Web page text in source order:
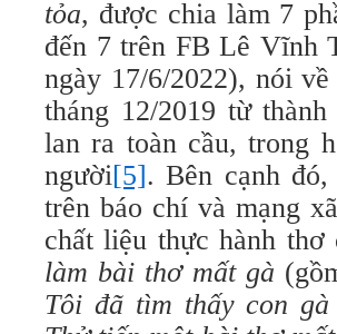
tỏa, được chia làm 7
đến 7 trên FB Lê Vĩnh
ngày 17/6/2022), nói
tháng 12/2019 từ
lan ra toàn cầu, trong
người[5]. Bên cạnh
trên báo chí và mạng
chất liệu thực hành
làm bài thơ mất gà
Tôi đã tìm thấy con